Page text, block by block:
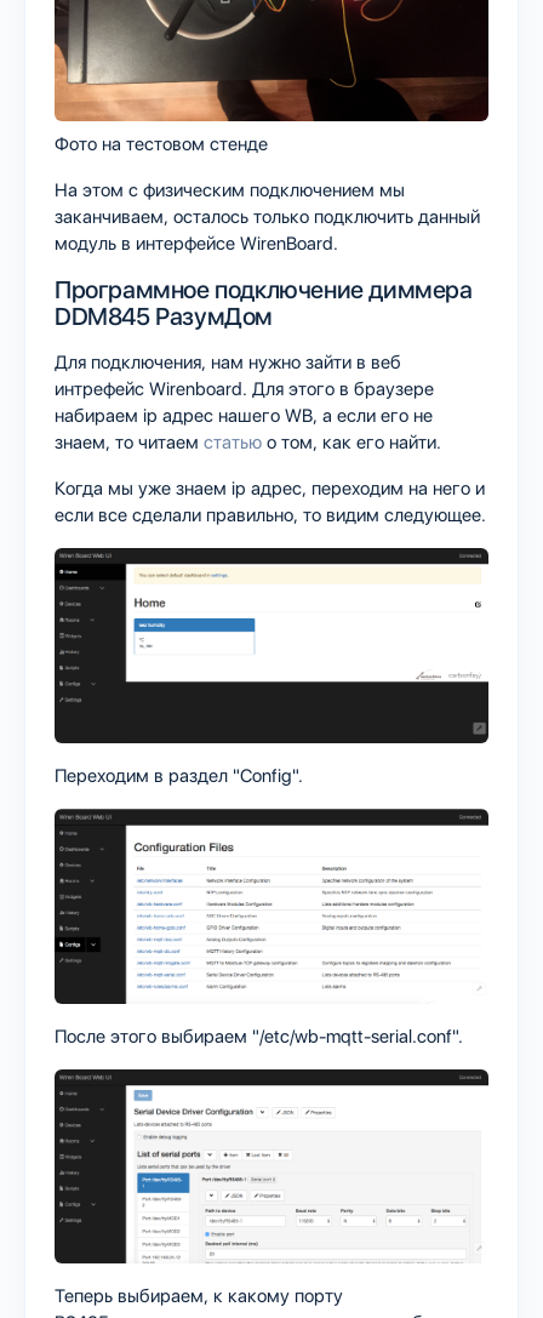
Фото на тестовом стенде
На этом с физическим подключением мы
заканчиваем, осталось только подключить данный
модуль в интерфейсе WirenBoard.
Программное подключение диммера
DDM845 РазумДом
Для подключения, нам нужно зайти в веб
интрефейс Wirenboard. Для этого в браузере
набираем ip адрес нашего WB, а если его не
знаем, то читаем статью о том, как его найти.
Когда мы уже знаем ip адрес, переходим на него и
если все сделали правильно, то видим следующее.
Переходим в раздел "Config".
После этого выбираем "/etc/wb-mqtt-serial.conf".
Теперь выбираем, к какому порту